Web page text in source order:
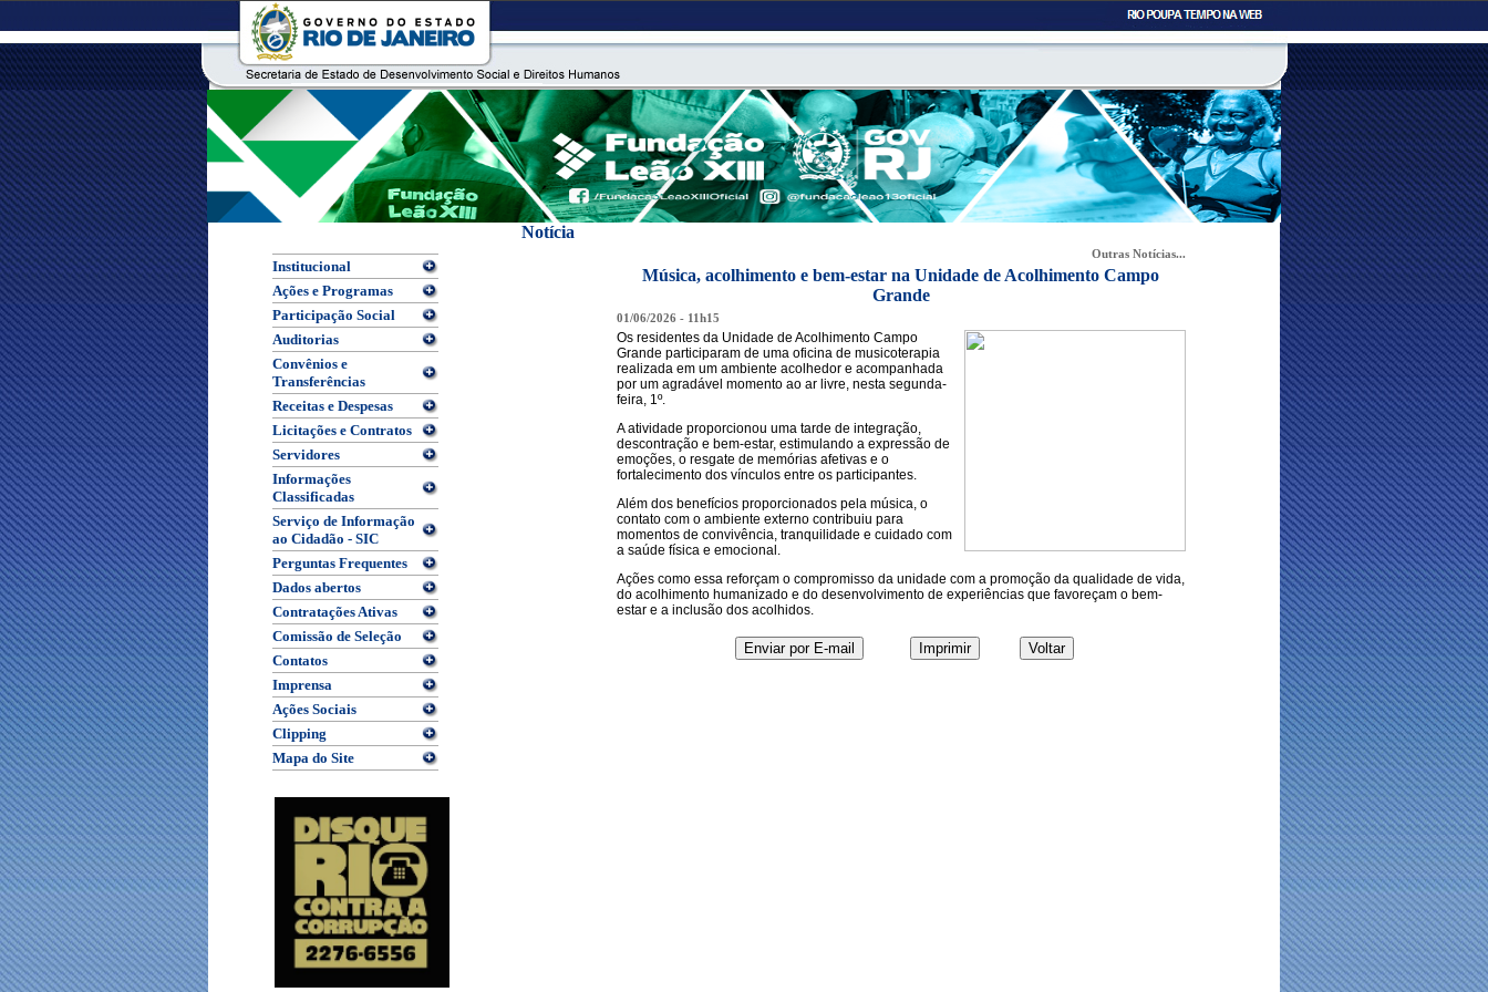
Institucional
Ações e Programas
Participação Social
Auditorias
Convênios e
Transferências
Receitas e Despesas
Licitações e Contratos
Servidores
Informações
Classificadas
Serviço de Informação
ao Cidadão - SIC
Perguntas Frequentes
Dados abertos
Contratações Ativas
Comissão de Seleção
Contatos
Imprensa
Ações Sociais
Clipping
Mapa do Site
Notícia
Outras Notícias...
Música, acolhimento e bem-estar na Unidade de Acolhimento Campo
Grande
01/06/2026 - 11h15
Os residentes da Unidade de Acolhimento Campo
Grande participaram de uma oficina de musicoterapia
realizada em um ambiente acolhedor e acompanhada
por um agradável momento ao ar livre, nesta segunda-
feira, 1º.
A atividade proporcionou uma tarde de integração,
descontração e bem-estar, estimulando a expressão de
emoções, o resgate de memórias afetivas e o
fortalecimento dos vínculos entre os participantes.
Além dos benefícios proporcionados pela música, o
contato com o ambiente externo contribuiu para
momentos de convivência, tranquilidade e cuidado com
a saúde física e emocional.
Ações como essa reforçam o compromisso da unidade com a promoção da qualidade de vida,
do acolhimento humanizado e do desenvolvimento de experiências que favoreçam o bem-
estar e a inclusão dos acolhidos.